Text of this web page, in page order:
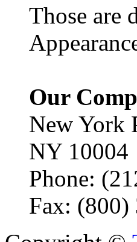
Those are
Our
New York
NY 10004
Phone:
Fax: (800)